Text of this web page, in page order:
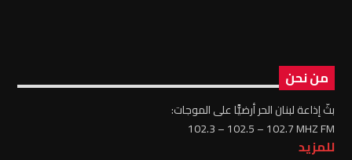
من نحن
بثّ إذاعة لبنان الحر أرضيًّا على الموجات:
102.3 – 102.5 – 102.7 MHZ FM
للمزيد